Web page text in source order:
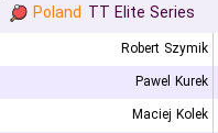
Poland TT Elite Series
Robert Szymik
Pawel Kurek
Maciej Kolek